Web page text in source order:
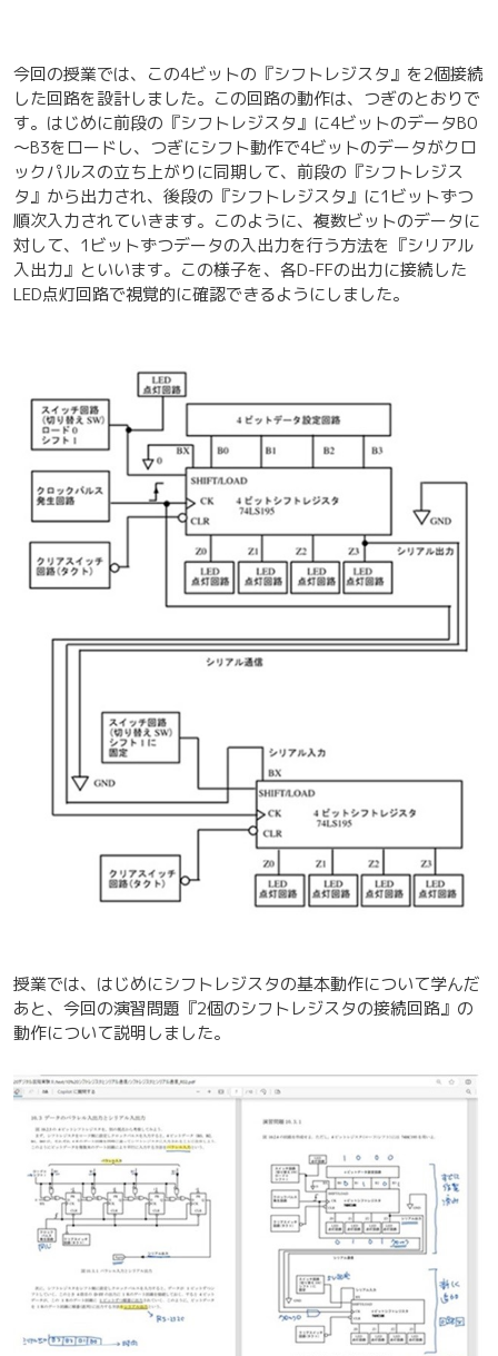
今回の授業では、この4ビットの『シフトレジスタ』を2個接続
した回路を設計しました。この回路の動作は、つぎのとおりで
す。はじめに前段の『シフトレジスタ』に4ビットのデータB0
～B3をロードし、つぎにシフト動作で4ビットのデータがクロ
ックパルスの立ち上がりに同期して、前段の『シフトレジス
タ』から出力され、後段の『シフトレジスタ』に1ビットずつ
順次入力されていきます。このように、複数ビットのデータに
対して、1ビットずつデータの入出力を行う方法を『シリアル
入出力』といいます。この様子を、各D-FFの出力に接続した
LED点灯回路で視覚的に確認できるようにしました。
授業では、はじめにシフトレジスタの基本動作について学んだ
あと、今回の演習問題『2個のシフトレジスタの接続回路』の
動作について説明しました。